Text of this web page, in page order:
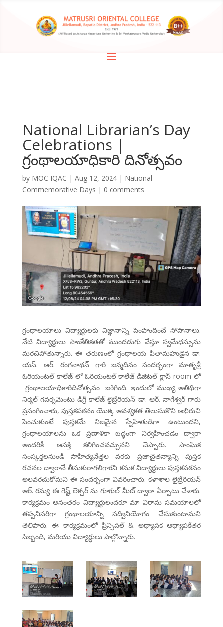
National Librarian’s Day
Celebrations |
గ్రంథాలయాధికారి దినోత్సవం
by MOC IQAC | Aug 12, 2024| National
Commemorative Days | 0 comments
గ్రంథాలయాలు విద్యార్థులకు విజ్ఞానాన్ని పెంపొందించే సోపానాలు.
నేటి విద్యార్థులు సాంకేతికతతో ముందడుగు వేస్తూ స్వమేధస్సును
మరచిపోతున్నారు. ఈ తరుణంలో గ్రంథాలయ పితామహుడైన డా.
యస్. ఆర్. రంగనాథన్ గారి జన్మదినం సందర్భంగా మాతృశ్రీ
ఓరియంటల్ కాలేజ్ లో ఓరియంటల్ కాలేజ్ డిజిటల్ క్లాస్ room లో
గ్రంథాలయాధికారిదినోత్సవం జరిగింది. ఇందులో ముఖ్య అతిథిగా
నిర్మల్ గవర్నమెంటు డిగ్రీ కాలేజ్ లైబ్రేరియన్ డా. ఆర్. నాగేశ్వర్ గారు
ప్రసంగించారు, పుస్తకపఠనం యొక్క ఆవశ్యకత తెలుసుకొని అభిరుచి
పెంచుకుంటే పుస్తకమే నిజమైన స్నేహితుడిగా ఉంటుందని,
గ్రంథాలయాలను ఒక ప్రణాళికా బద్ధంగా నిర్వహించడం ద్వారా
అందరికీ ఆసక్తి కలిగించవచ్చునని చెప్పారు. సాంఘిక
సంస్కర్తలనుండి సాహిత్యవేత్తల వరకు ప్రజాచైతన్యాన్ని పుస్తక
రచనల ద్వారానే తీసుకురాగలిగారని కనుక విద్యార్థులు పుస్తకపఠనం
అలవరచుకోమని ఈ సందర్భంగా వివరించారు. కళాశాల లైబ్రేరియన్
ఆర్. రమ్య ఈ గెష్ట్ లెక్చర్ ను గూగుల్ మీట్ ద్వారా ఏర్పాటు చేశారు.
కార్యక్రమం అనంతరం విద్యార్థులందరూ మా విరామ సమయాలలో
తప్పనిసరిగా గ్రంథాలయాన్ని సద్వినియోగం చేసుకుంటామని
తెలిపారు. ఈ కార్యక్రమంలో ప్రిన్సిపల్ & అధ్యాపక ఆధ్యాపకేతర
సిబ్బంది, మరియు విద్యార్ధులు పాల్గొన్నారు.